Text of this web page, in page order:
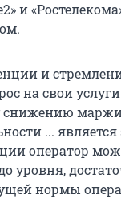
и
и
на свои
снижению
...
оператор
уровня,
нормы